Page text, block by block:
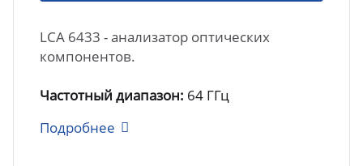
цикл сборочных работ «под
LCA 6433 - анализатор оптических
компонентов.
Частотный диапазон: 64 ГГц
Подробнее